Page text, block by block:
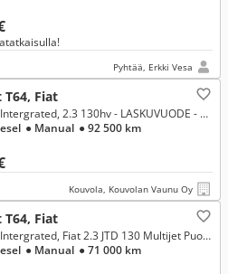
Pyhtää, Erkki Vesa
Fiat
2.3, Semi-Intergrated, 2.3 130hv - LASKUVUODE - PULLONVAIHTAJA - INVERTTERI - PERUUTUSKAMERA - ISO JÄÄKAAPPI
● Manual ● 92 500 km
Kouvola, Kouvolan Vaunu Oy
Fiat
2.3, Semi-Intergrated, Fiat 2.3 JTD 130 Multijet Puoli-integroitu
● Manual ● 71 000 km